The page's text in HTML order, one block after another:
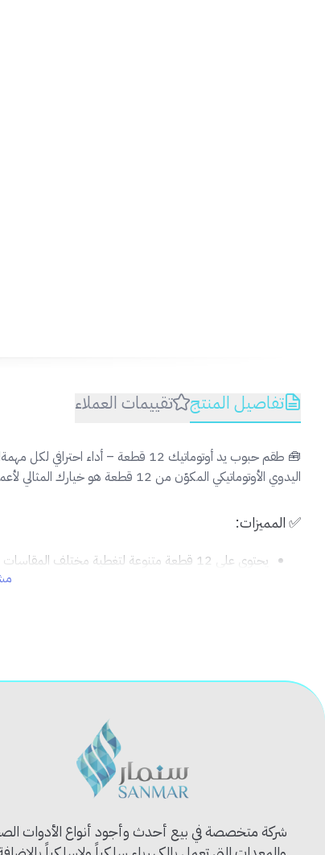
تفاصيل المنتج تقييمات العملاء
🧰 طقم حبوب يد أوتوماتيك 12 قطعة
اليدوي الأوتوماتيكي المكوّن من 12 قطعة هو خيارك المثالي لأعمال الفك والربط بدقة وسرعة في مختلف الأعمال المنزلية أو المهنية.
✅ المميزات:
يحتوي على 12 قطعة متنوعة لتغطية مختلف المقاسات والاستخدامات.
📦 محتويات الطقم:
💡 الاستخدام المثالي:
مثالي لأعمال الصيانة، فك وربط البراغي، التجميعات السريعة،
🛠️ نصيحة احترافية:
شركة متخصصة في بيع أحدث وأجود أنواع الأدوات